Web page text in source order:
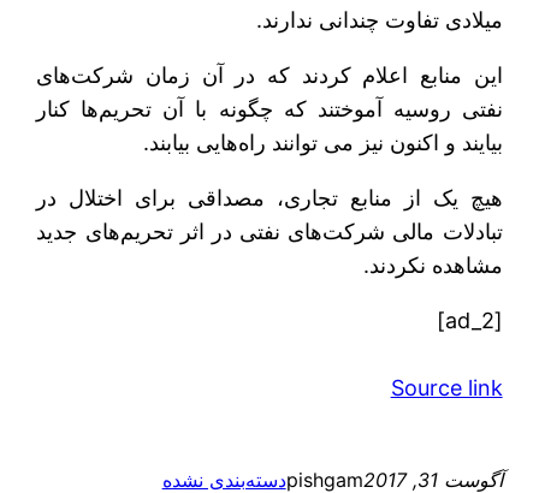
میلادی تفاوت چندانی ندارند.
این منابع اعلام کردند که در آن زمان شرکت‌های
نفتی روسیه آموختند که چگونه با آن تحریم‌ها کنار
بیایند و اکنون نیز می توانند راه‌هایی بیابند.
هیچ یک از منابع تجاری، مصداقی برای اختلال در
تبادلات مالی شرکت‌های نفتی در اثر تحریم‌های جدید
مشاهده نکردند.
[ad_2]
Source link
آگوست 31, 2017 pishgamدسته‌بندی نشده